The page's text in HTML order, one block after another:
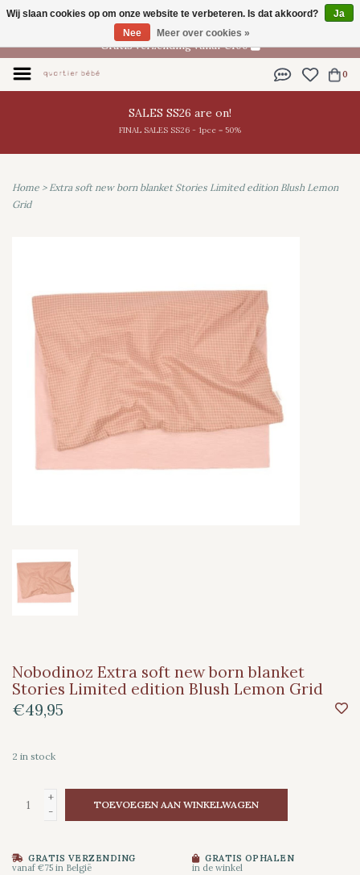
NL
Gratis verzending vanaf €100
0
SALES SS26 are on!
FINAL SALES SS26 - 1pce = 50%
Home > Extra soft new born blanket Stories Limited edition Blush Lemon
Grid
Nobodinoz Extra soft new born blanket
Stories Limited edition Blush Lemon Grid
€49,95
2 in stock
+
-
TOEVOEGEN AAN WINKELWAGEN
GRATIS VERZENDING
vanaf €75 in België
GRATIS OPHALEN
in de winkel
Wij slaan cookies op om onze website te verbeteren. Is dat akkoord?
Ja
Nee
Meer over cookies »